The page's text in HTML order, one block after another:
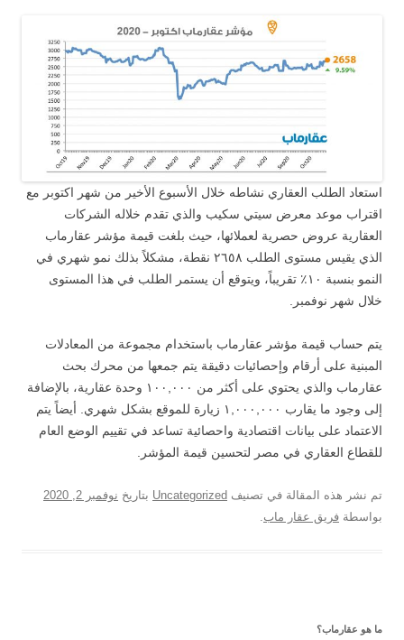
استعاد الطلب العقاري نشاطه خلال الأسبوع الأخير من شهر اكتوبر مع
اقتراب موعد معرض سيتي سكيب والذي تقدم خلاله الشركات
العقارية عروض حصرية لعملائها، حيث بلغت قيمة مؤشر عقارماب
الذي يقيس مستوى الطلب ٢٦٥٨ نقطة، مشكلاً بذلك نمو شهري في
النمو بنسبة ١٠٪ تقريباً، ويتوقع أن يستمر الطلب في هذا المستوى
خلال شهر نوفمبر.
يتم حساب قيمة مؤشر عقارماب باستخدام مجموعة من المعادلات
المبنية على أرقام وإحصائيات دقيقة يتم جمعها من محرك بحث
عقارماب والذي يحتوي على أكثر من ١٠٠,٠٠٠ وحدة عقارية، بالإضافة
إلى وجود ما يقارب ١,٠٠٠,٠٠٠ زيارة للموقع بشكل شهري. أيضاً يتم
الاعتماد على بيانات اقتصادية واحصائية تساعد في تقييم الوضع العام
للقطاع العقاري في مصر لتحسين قيمة المؤشر.
تم نشر هذه المقالة في تصنيف Uncategorized بتاريخ نوفمبر 2, 2020
بواسطة فريق عقار ماب
ما هو عقارماب؟